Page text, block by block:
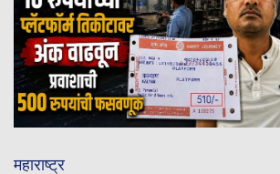
महाराष्ट्र